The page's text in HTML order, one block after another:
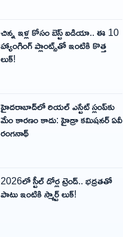
చిన్న ఇళ్ల కోసం బెస్ట్ ఐడియా.. ఈ 10
హ్యాంగింగ్ ప్లాంట్స్‌తో ఇంటికి కొత్త
లుక్!
హైదరాబాద్‌లో రియల్ ఎస్టేట్ స్లంప్‌కు
మేం కారణం కాదు: హైడ్రా కమిషనర్ ఏవీ
రంగనాథ్
2026లో స్టీల్ డోర్ల ట్రెండ్.. భద్రతతో
పాటు ఇంటికి స్మార్ట్ లుక్!